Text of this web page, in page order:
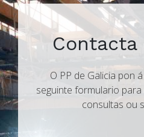
Contacta
O PP de Galicia pon
seguinte formulario
consultas ou